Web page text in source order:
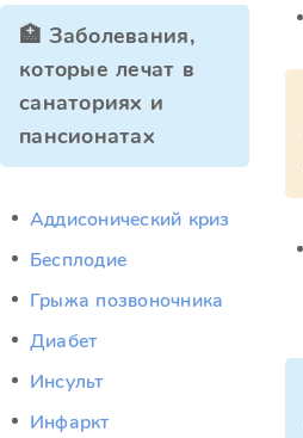
🏥 Заболевания,
которые лечат в
санаториях и
пансионатах
Аддисонический криз
Бесплодие
Грыжа позвоночника
Диабет
Инсульт
Инфаркт